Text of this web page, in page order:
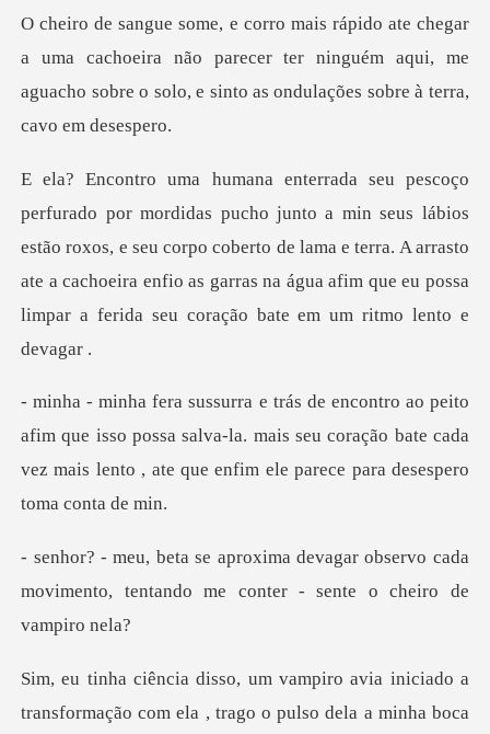
cachoeira não parecer ter ninguém aqui, me
aguacho sobre o s
lábios
estão roxos, e seu corpo coberto de lama e terra. A arrasto
ate a cachoeira enfio as g
que isso possa salva-la. mais seu coração bate cada
vez mais le
ar observo cada
movimento, tentando me
niciado a
transformação com ela , trago o puls